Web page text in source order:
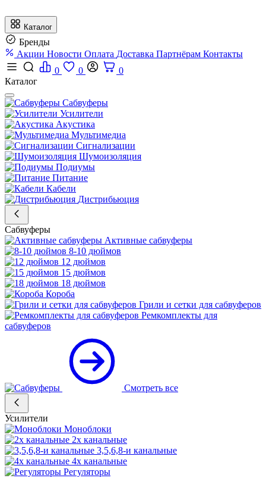
Каталог
Бренды
Акции Новости Оплата Доставка Партнёрам Контакты
0
0
0
Каталог
Сабвуферы
Усилители
Акустика
Мультимедиа
Сигнализации
Шумоизоляция
Подиумы
Питание
Кабели
Дистрибьюция
Сабвуферы
Активные сабвуферы
8-10 дюймов
12 дюймов
15 дюймов
18 дюймов
Короба
Грили и сетки для сабвуферов
Ремкомплекты для
сабвуферов
Смотреть все
Усилители
Моноблоки
2х канальные
3,5,6,8-и канальные
4х канальные
Регуляторы